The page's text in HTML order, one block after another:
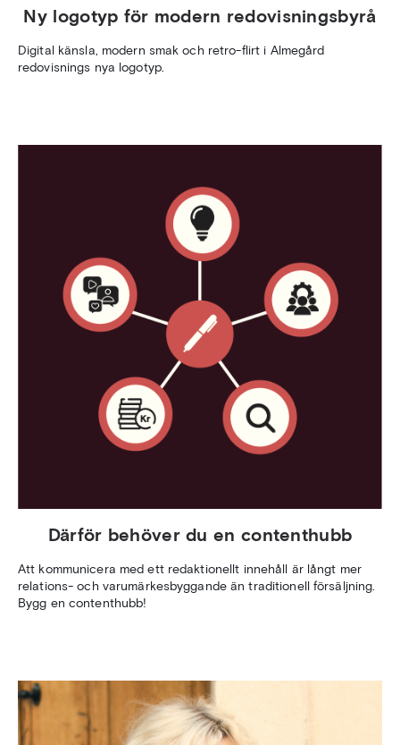
Ny logotyp för modern redovisningsbyrå
Digital känsla, modern smak och retro-flirt i Almegård
redovisnings nya logotyp.
Därför behöver du en contenthubb
Att kommunicera med ett redaktionellt innehåll är långt mer
relations- och varumärkesbyggande än traditionell försäljning.
Bygg en contenthubb!